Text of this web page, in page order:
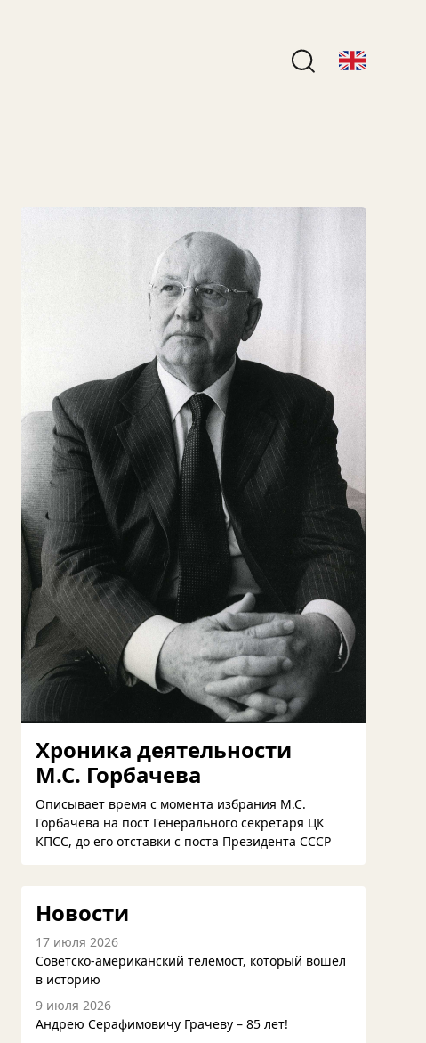
Хроника деятельности
М.С. Горбачева
Описывает время с момента избрания М.С.
Горбачева на пост Генерального секретаря ЦК
КПСС, до его отставки с поста Президента СССР
Новости
17 июля 2026
Советско-американский телемост, который вошел
в историю
9 июля 2026
Андрею Серафимовичу Грачеву – 85 лет!